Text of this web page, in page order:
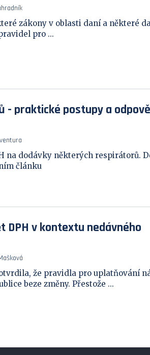
zákony v oblasti daní a některé
pro ...
- praktické postupy a
na dodávky některých respirátorů.
článku
DPH v kontextu nedávného
že pravidla pro uplatňování
beze změny. Přestože ...